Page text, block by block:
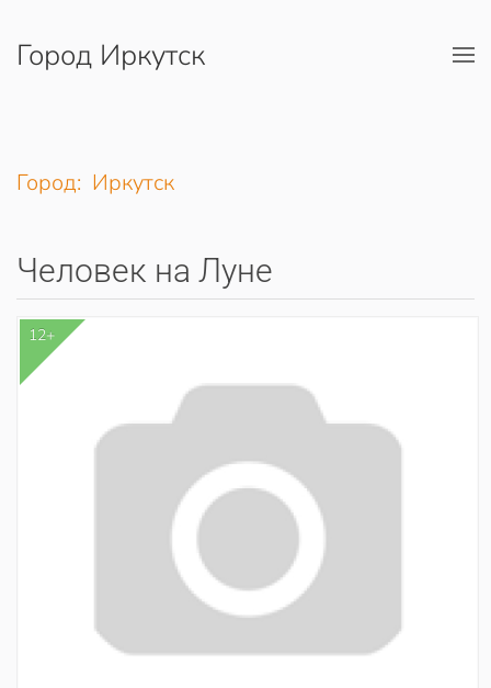
Перейти к содержимому
Город Иркутск
Город: Иркутск
Человек на Луне
12+